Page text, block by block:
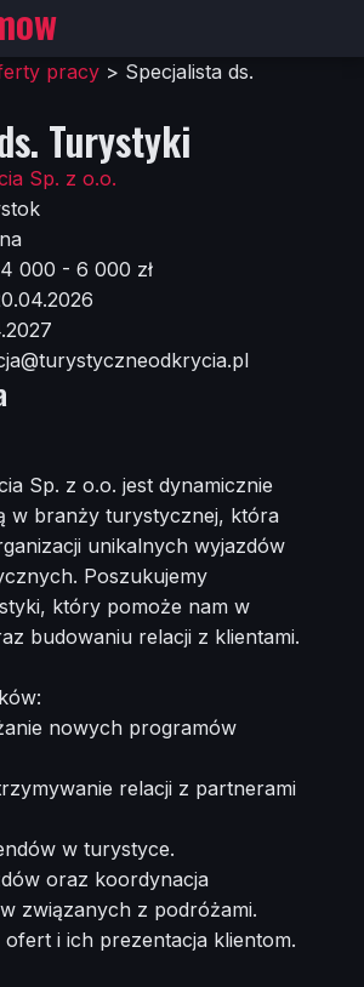
pracy > Specjalista ds.
Turystyki
Sp. z o.o.
4 000 - 6 000 zł
Sp. z o.o. jest dynamicznie
w branży turystycznej, która
unikalnych wyjazdów
Poszukujemy
który pomoże nam w
budowaniu relacji z klientami.
nowych programów
relacji z partnerami
w turystyce.
oraz koordynacja
związanych z podróżami.
i ich prezentacja klientom.